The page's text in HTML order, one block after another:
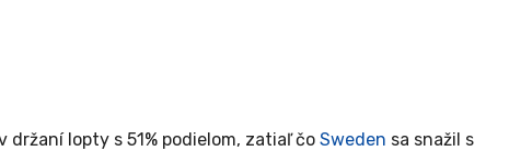
držaní lopty s 51% podielom, zatiaľ čo Sweden sa snažil s